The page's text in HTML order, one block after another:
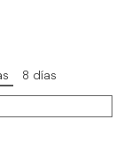
8 días